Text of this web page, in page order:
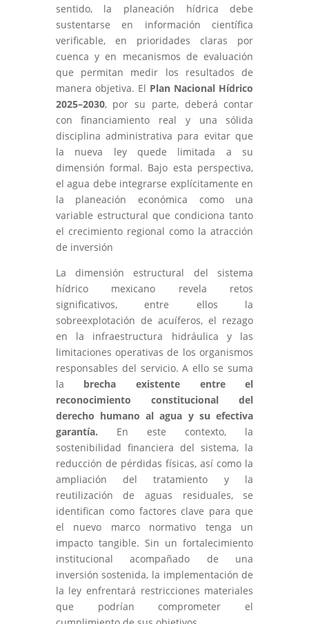
sentido, la planeación hídrica debe
sustentarse en información científica
verificable, en prioridades claras por
cuenca y en mecanismos de evaluación
que permitan medir los resultados de
manera objetiva. El Plan Nacional Hídrico
2025–2030, por su parte, deberá contar
con financiamiento real y una sólida
disciplina administrativa para evitar que
la nueva ley quede limitada a su
dimensión formal. Bajo esta perspectiva,
el agua debe integrarse explícitamente en
la planeación económica como una
variable estructural que condiciona tanto
el crecimiento regional como la atracción
de inversión
La dimensión estructural del sistema
hídrico mexicano revela retos
significativos, entre ellos la
sobreexplotación de acuíferos, el rezago
en la infraestructura hidráulica y las
limitaciones operativas de los organismos
responsables del servicio. A ello se suma
la brecha existente entre el
reconocimiento constitucional del
derecho humano al agua y su efectiva
garantía. En este contexto, la
sostenibilidad financiera del sistema, la
reducción de pérdidas físicas, así como la
ampliación del tratamiento y la
reutilización de aguas residuales, se
identifican como factores clave para que
el nuevo marco normativo tenga un
impacto tangible. Sin un fortalecimiento
institucional acompañado de una
inversión sostenida, la implementación de
la ley enfrentará restricciones materiales
que podrían comprometer el